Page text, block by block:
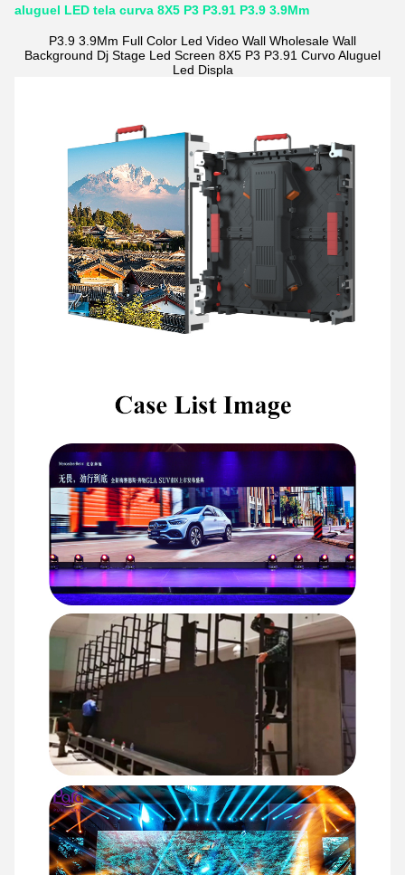
aluguel LED tela curva 8X5 P3 P3.91 P3.9 3.9Mm
P3.9 3.9Mm Full Color Led Video Wall Wholesale Wall
Background Dj Stage Led Screen 8X5 P3 P3.91 Curvo Aluguel
Led Displa